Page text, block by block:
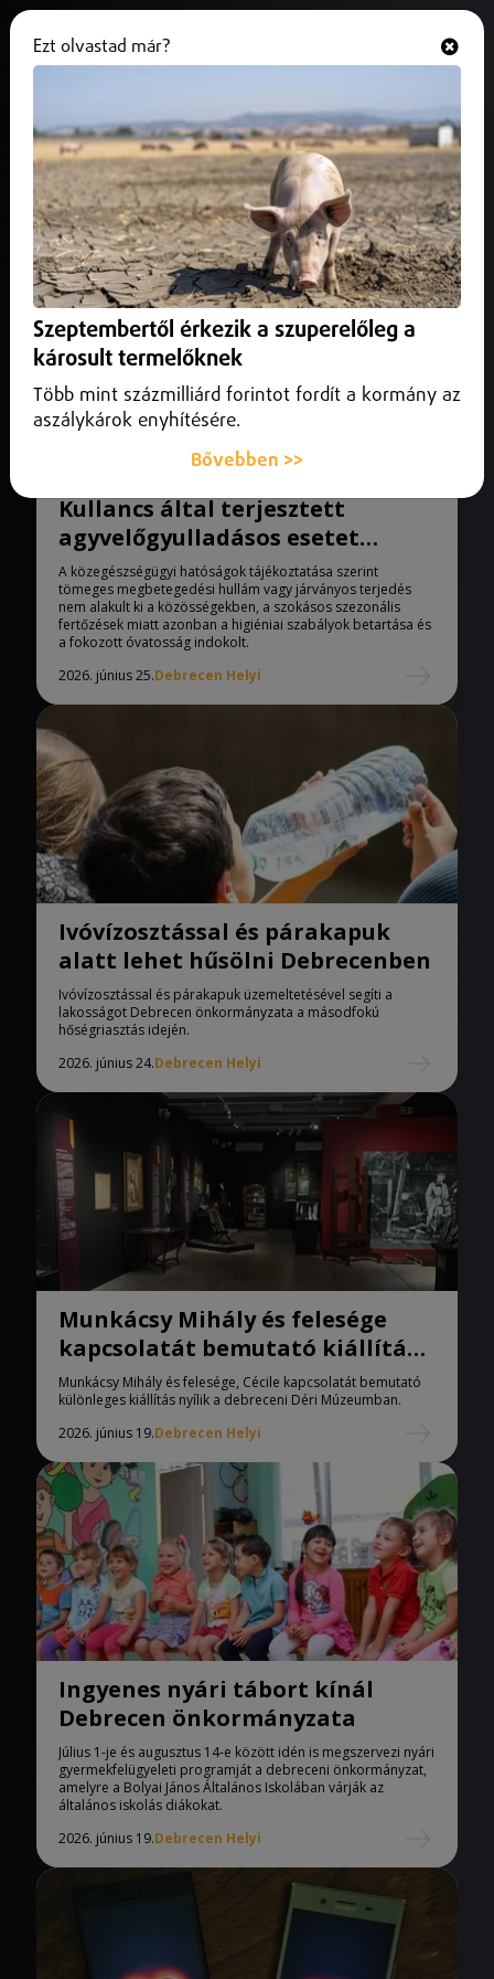
Debrecen Helyi
Kullancs által terjesztett
agyvelőgyulladásos esetet
regisztráltak Hajdú-Bihar
vármegyében
A közegészségügyi hatóságok tájékoztatása szerint
tömeges megbetegedési hullám vagy járványos terjedés
nem alakult ki a közösségekben, a szokásos szezonális
fertőzések miatt azonban a higiéniai szabályok betartása és
a fokozott óvatosság indokolt.
2026. június 25.Debrecen Helyi
Ivóvízosztással és párakapuk
alatt lehet hűsölni Debrecenben
Ivóvízosztással és párakapuk üzemeltetésével segíti a
lakosságot Debrecen önkormányzata a másodfokú
hőségriasztás idején.
2026. június 24.Debrecen Helyi
Munkácsy Mihály és felesége
kapcsolatát bemutató kiállítás
nyílik Debrecenben
Munkácsy Mihály és felesége, Cécile kapcsolatát bemutató
különleges kiállítás nyílik a debreceni Déri Múzeumban.
2026. június 19.Debrecen Helyi
Ingyenes nyári tábort kínál
Debrecen önkormányzata
Július 1-je és augusztus 14-e között idén is megszervezi nyári
gyermekfelügyeleti programját a debreceni önkormányzat,
amelyre a Bolyai János Általános Iskolában várják az
általános iskolás diákokat.
2026. június 19.Debrecen Helyi
Ezt olvastad már?
Szeptembertől érkezik a szuperelőleg a
károsult termelőknek
Több mint százmilliárd forintot fordít a kormány az
aszálykárok enyhítésére.
Bővebben >>